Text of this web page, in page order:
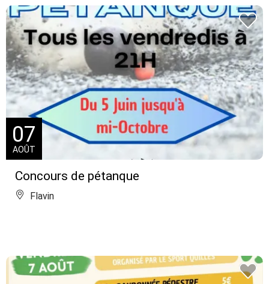
Concours de pétanque
07
AOÛT
Flavin